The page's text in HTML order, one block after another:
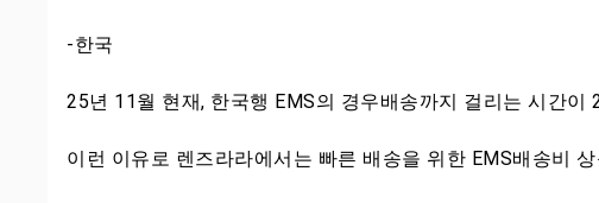
-한국
25년 11월 현재, 한국행 EMS의 경우배송까지 걸리는 시간
이런 이유로 렌즈라라에서는 빠른 배송을 위한 EMS배송비